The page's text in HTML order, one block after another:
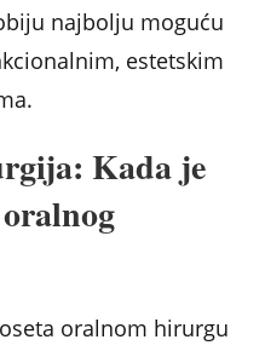
najbolju moguću
estetskim
Kada je
oralnom hirurgu